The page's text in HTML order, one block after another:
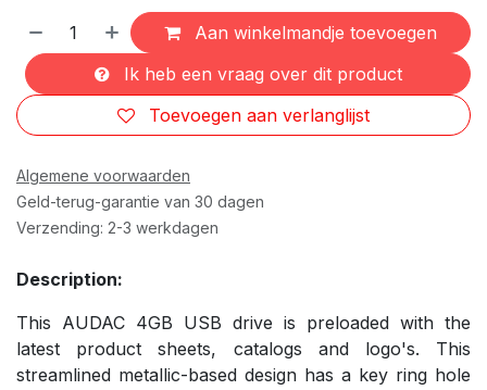
Aan winkelmandje toevoegen
Ik heb een vraag over dit product
Toevoegen aan verlanglijst
Algemene voorwaarden
Geld-terug-garantie van 30 dagen
Verzending: 2-3 werkdagen
Description:
This AUDAC 4GB USB drive is preloaded with the
latest product sheets, catalogs and logo's. This
streamlined metallic-based design has a key ring hole